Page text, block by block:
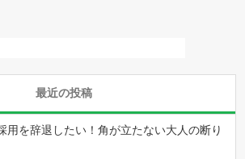
最近の投稿
用を辞退したい！角が立たない大人の断り